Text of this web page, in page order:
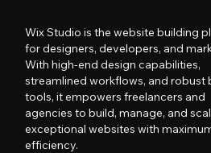
Wix Studio is the website building
for designers, developers, and
With high-end design capabilities,
streamlined workflows, and robust
tools, it empowers freelancers and
agencies to build, manage, and
exceptional websites with
efficiency.